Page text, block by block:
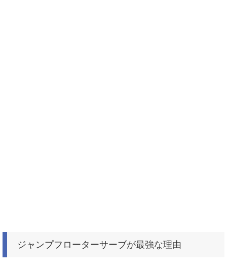
ジャンプフローターサーブが最強な理由